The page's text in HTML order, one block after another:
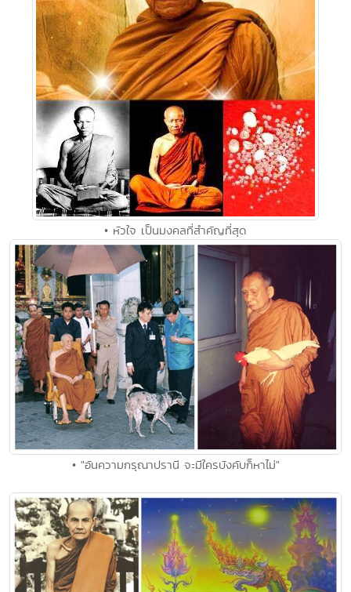
• หัวใจ เป็นมงคลที่สำคัญที่สุด
• "อันความกรุณาปรานี จะมีใครบังคับก็หาไม่"